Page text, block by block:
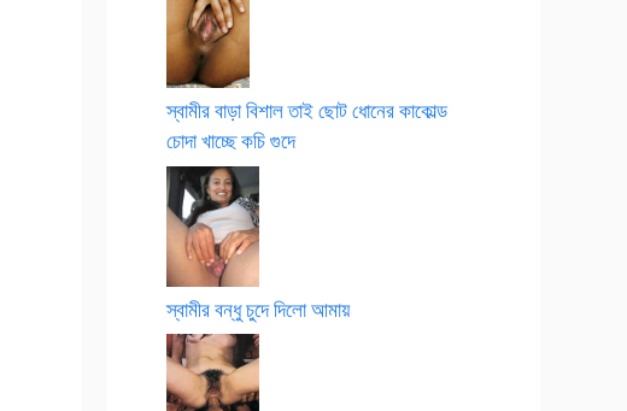
স্বামীর বাড়া বিশাল তাই ছোট ধোনের কাকোল্ড
চোদা খাচ্ছে কচি গুদে
স্বামীর বন্ধু চুদে দিলো আমায়